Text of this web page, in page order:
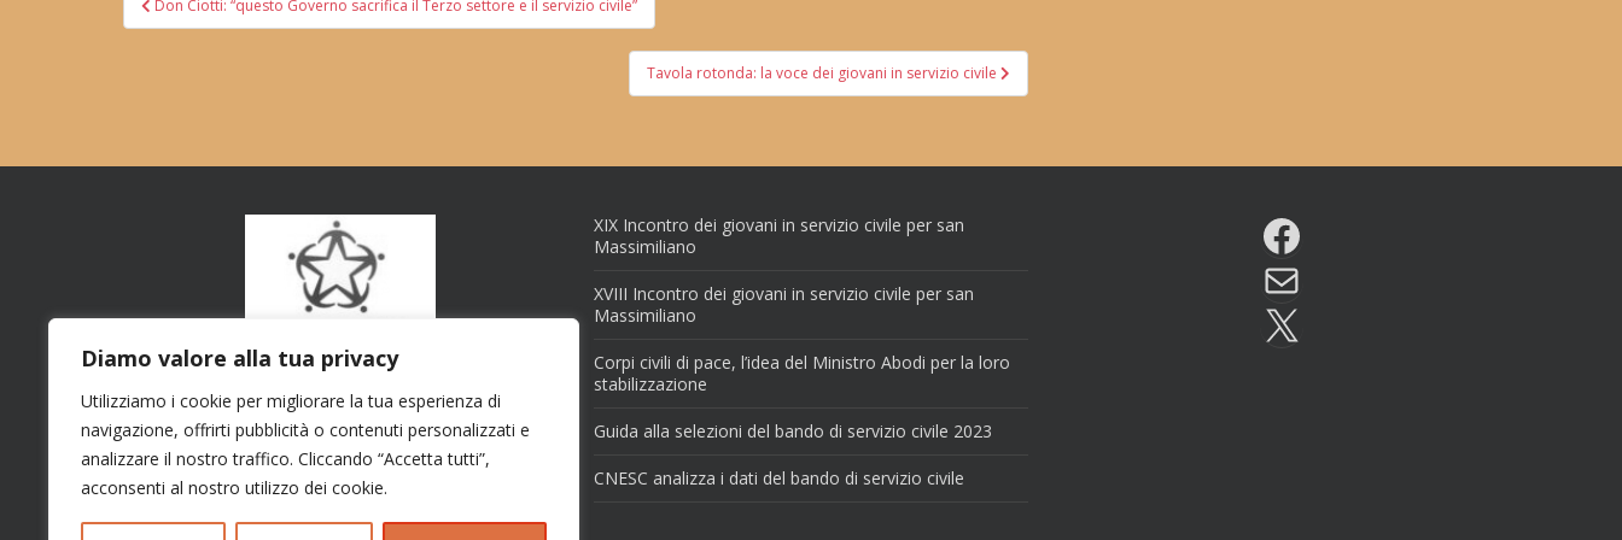
Diamo valore alla tua privacy
Utilizziamo i cookie per migliorare la tua esperienza di
navigazione, offrirti pubblicità o contenuti personalizzati e
analizzare il nostro traffico. Cliccando “Accetta tutti”,
acconsenti al nostro utilizzo dei cookie.
articoli
Don Ciotti: “questo Governo sacrifica il Terzo settore e il servizio civile”
Tavola rotonda: la voce dei giovani in servizio civile
XIX Incontro dei giovani in servizio civile per san
Massimiliano
XVIII Incontro dei giovani in servizio civile per san
Massimiliano
Corpi civili di pace, l’idea del Ministro Abodi per la loro
stabilizzazione
Guida alla selezioni del bando di servizio civile 2023
CNESC analizza i dati del bando di servizio civile
Facebook
Email
X